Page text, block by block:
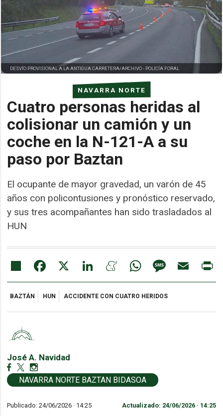
NAVARRA NORTE
Cuatro personas heridas al
colisionar un camión y un
coche en la N-121-A a su
paso por Baztan
El ocupante de mayor gravedad, un varón de 45
años con policontusiones y pronóstico reservado,
y sus tres acompañantes han sido trasladados al
HUN
DESVÍO PROVISIONAL A LA ANTIGUA CARRETERA/ARCHIVO - POLICÍA FORAL
Share Facebook LinkedIn MeneameWhatsAppMessageEmail
BAZTÁN HUN ACCIDENTE CON CUATRO HERIDOS
José A. Navidad
NAVARRA NORTE BAZTAN BIDASOA
Publicado: 24/06/2026 · 14:25 Actualizado: 24/06/2026 · 14:25